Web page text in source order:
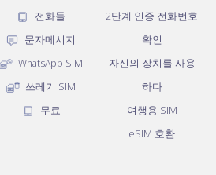
전화들
문자메시지
WhatsApp SIM
쓰레기 SIM
무료
2단계 인증 전화번호
확인
자신의 장치를 사용
하다
여행용 SIM
eSIM 호환